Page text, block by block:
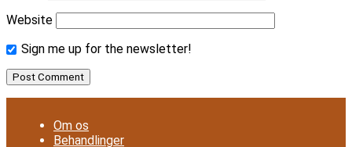
Website
Sign me up for the newsletter!
Om os
Behandlinger